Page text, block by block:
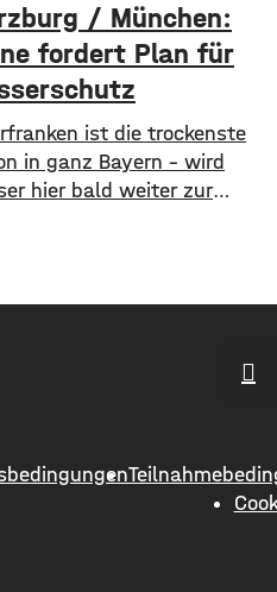
/ München:
fordert Plan für
ist die trockenste
in ganz Bayern – wird
hier bald weiter zur
im Bayerischen Landtag
sie einen 10-Punkte-
für Bayern. ​Die
unter anderem